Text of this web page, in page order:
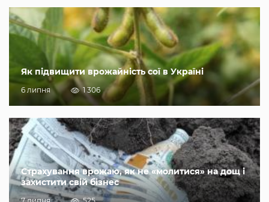
Як підвищити врожайність сої в Україні
6 липня 1 306
Страхування врожаю, як не «молитися» на дощ і
захистити свій бізнес